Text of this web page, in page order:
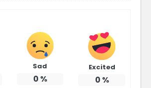
Sad
0 %
Excited
0 %